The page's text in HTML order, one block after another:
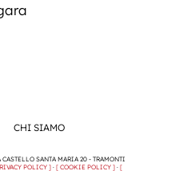
CHI SIAMO
SANTA MARIA 20 - TRAMONTI
POLICY ]· [ COOKIE POLICY ]· [